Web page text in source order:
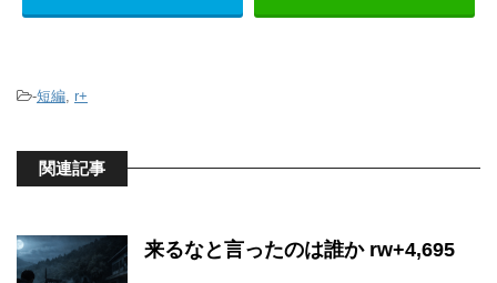
-短編, r+
関連記事
来るなと言ったのは誰か rw+4,695